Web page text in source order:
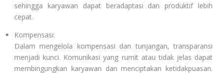
sehingga karyawan dapat beradaptasi dan produktif lebih
cepat.
Kompensasi:
Dalam mengelola kompensasi dan tunjangan, transparansi
menjadi kunci. Komunikasi yang rumit atau tidak jelas dapat
membingungkan karyawan dan menciptakan ketidakpuasan.